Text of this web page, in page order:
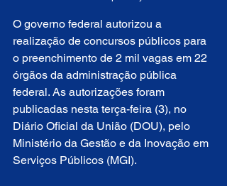
O governo federal autorizou a
realização de concursos públicos para
o preenchimento de 2 mil vagas em 22
órgãos da administração pública
federal. As autorizações foram
publicadas nesta terça-feira (3), no
Diário Oficial da União (DOU), pelo
Ministério da Gestão e da Inovação em
Serviços Públicos (MGI).